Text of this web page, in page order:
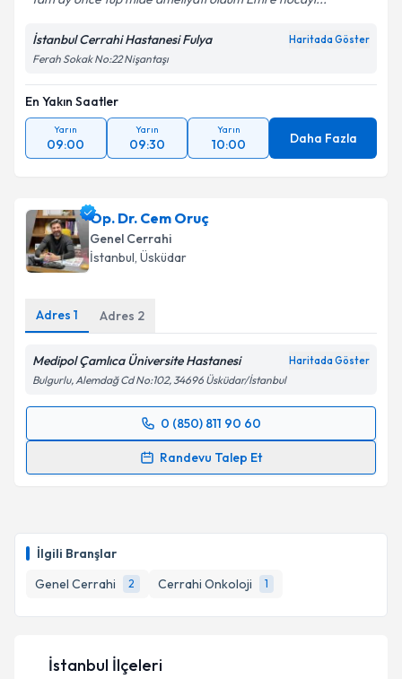
İlgili Branşlar
Genel Cerrahi
2 Cerrahi Onkoloji 1
Metni'ni okudum ve kişisel verilerimin belirtilen
kapsamda işlenmesini kabul ediyorum.
Takvim Talebini Gönder
İstanbul Cerrahi Hastanesi Fulya Haritada Göster
Ferah Sokak No:22 Nişantaşı
En Yakın Saatler
Yarın
09:00
Yarın
09:30
Yarın
10:00 Daha Fazla
Op. Dr. Cem Oruç
Genel Cerrahi
İstanbul, Üsküdar
Adres 1 Adres 2
Medipol Çamlıca Üniversite Hastanesi Haritada Göster
Bulgurlu, Alemdağ Cd No:102, 34696 Üsküdar/İstanbul
0 (850) 811 90 60
Randevu Talep Et
Randevu Takvimi Talebi
E-posta Adresiniz
Kişisel verilerimin işlenmesine ilişkin
Metni'ni okudum ve kişisel verilerimin belirtilen
İstanbul İlçeleri